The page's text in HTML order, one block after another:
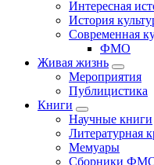
Интересная
История
Современная
ФМО
Живая жизнь
Мероприятия
Публицистика
Книги
Научные книги
Литературная
Мемуары
Сборники